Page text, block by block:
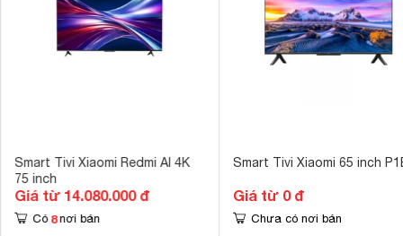
Smart Tivi Xiaomi Redmi AI 4K
75 inch
Giá từ 14.080.000 đ
Có 8 nơi bán
Smart Tivi Xiaomi 65 inch
Giá từ 0 đ
Chưa có nơi bán